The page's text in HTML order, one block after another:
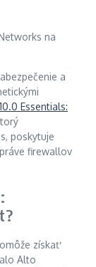
a
Essentials:
poskytuje
firewallov
získať
Alto